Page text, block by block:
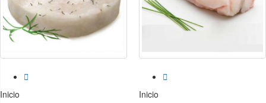

Inicio

Inicio